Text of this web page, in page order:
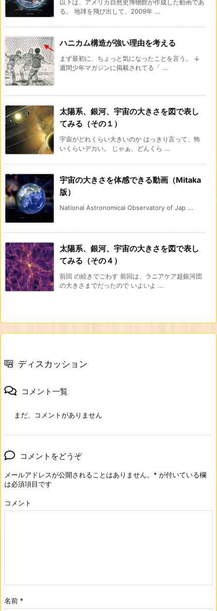
以下は、アメリカ自然史博物館が作成した動画であ
る。 地球を飛び出して、2009年 ...
ハニカム構造が強い理由を考える
まず最初に、ちょっと気になったことを言う。 ↓
週間少年マガジンに掲載されてる「 ...
太陽系、銀河、宇宙の大きさを図で表し
てみる（その１）
宇宙がどれくらい大きいのか はっきり言って、怖
いくらいデカい。 じゃぁ、どんくら ...
宇宙の大きさを体感できる動画（Mitaka
版）
National Astronomical Observatory of Jap ...
太陽系、銀河、宇宙の大きさを図で表し
てみる（その４）
前回 の続きでごわす 前回は、ラニアケア超銀河団
の大きさまでだったので いよいよ ...
ディスカッション
コメント一覧
まだ、コメントがありません
コメントをどうぞ
メールアドレスが公開されることはありません。 * が付いている欄
は必須項目です
コメント
名前 *